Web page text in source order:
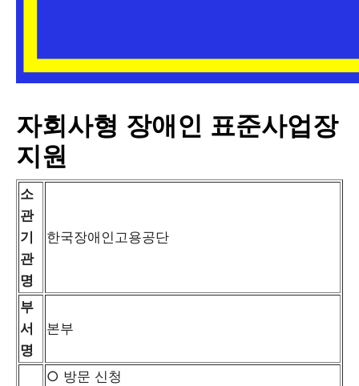
자회사형 장애인 표준사업장
지원
소
관
기
관
명
한국장애인고용공단
부
서
명
본부
○ 방문 신청